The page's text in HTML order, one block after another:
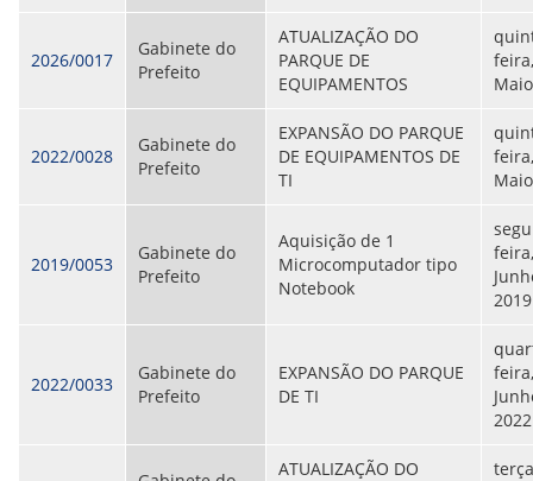
PROGRAMA QUALIDADE DE VIDA
PROGRAMA DE ESTAGIÁRIO
SAÚDE DO TRABALHADOR
PGDE 2023
PGDE 2024
GESTÃO DA INFORMAÇÃO
ORIENTAÇÕES TÉCNICAS
SEGURANÇA DA INFORMAÇÃO
RISI - FAQ (PERGUNTAS FREQUENTES)
PARECERES TÉCNICOS
ORIENTAÇÕES
PARECERES TÉCNICOS EMITIDOS
2026/0017
Gabinete do
Prefeito
ATUALIZAÇÃO DO
PARQUE DE
EQUIPAMENTOS
2022/0028
Gabinete do
Prefeito
EXPANSÃO DO PARQUE
DE EQUIPAMENTOS DE
TI
2019/0053
Gabinete do
Prefeito
Aquisição de 1
Microcomputador tipo
Notebook
2019
2022/0033
Gabinete do
Prefeito
EXPANSÃO DO PARQUE
DE TI
2022
ATUALIZAÇÃO DO